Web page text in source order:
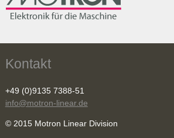
Kontakt
+49 (0)9135 7388-51
info@motron-linear.de
© 2015 Motron Linear Division